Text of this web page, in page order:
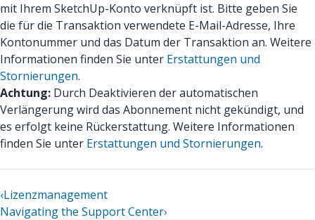
mit Ihrem SketchUp-Konto verknüpft ist. Bitte geben Sie
die für die Transaktion verwendete E-Mail-Adresse, Ihre
Kontonummer und das Datum der Transaktion an. Weitere
Informationen finden Sie unter Erstattungen und
Stornierungen.
Achtung: Durch Deaktivieren der automatischen
Verlängerung wird das Abonnement nicht gekündigt, und
es erfolgt keine Rückerstattung. Weitere Informationen
finden Sie unter Erstattungen und Stornierungen.
‹Lizenzmanagement
Navigating the Support Center›